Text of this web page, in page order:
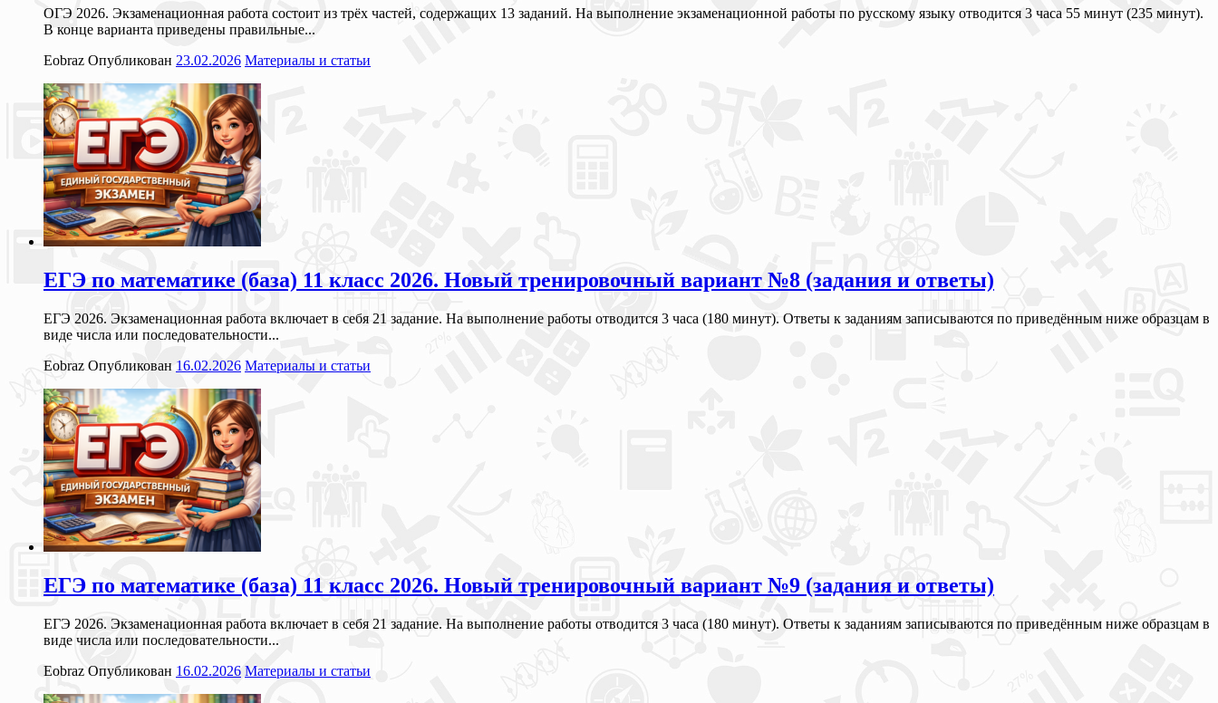
ОГЭ 2026. Экзаменационная работа состоит из трёх частей, содержащих 13 заданий. На выполнение экзаменационной работы по русскому языку отводится 3 часа 55 минут (235 минут).
В конце варианта приведены правильные...
Eobraz Опубликован 23.02.2026 Материалы и статьи
ЕГЭ по математике (база) 11 класс 2026. Новый тренировочный вариант №8 (задания и ответы)
ЕГЭ 2026. Экзаменационная работа включает в себя 21 задание. На выполнение работы отводится 3 часа (180 минут). Ответы к заданиям записываются по приведённым ниже образцам в
виде числа или последовательности...
Eobraz Опубликован 16.02.2026 Материалы и статьи
ЕГЭ по математике (база) 11 класс 2026. Новый тренировочный вариант №9 (задания и ответы)
ЕГЭ 2026. Экзаменационная работа включает в себя 21 задание. На выполнение работы отводится 3 часа (180 минут). Ответы к заданиям записываются по приведённым ниже образцам в
виде числа или последовательности...
Eobraz Опубликован 16.02.2026 Материалы и статьи